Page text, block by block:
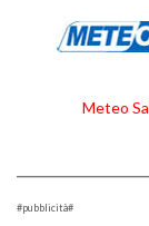
Meteo
#pubblicità#